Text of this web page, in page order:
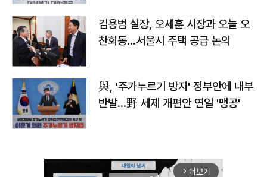
김용범 실장, 오세훈 시장과 오늘 오
찬회동...서울시 주택 공급 논의
與, '주가누르기 방지' 정부안에 내부
반발…野 세제 개편안 연일 '맹공'
arrow_forward_ios 더보기